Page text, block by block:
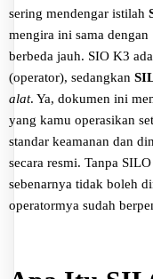
sering mendengar istilah
mengira ini sama
berbeda jauh. SIO K3
(operator), sedangkan
alat. Ya, dokumen ini
yang kamu operasikan
standar keamanan dan
secara resmi. Tanpa
sebenarnya tidak boleh
operatormya sudah